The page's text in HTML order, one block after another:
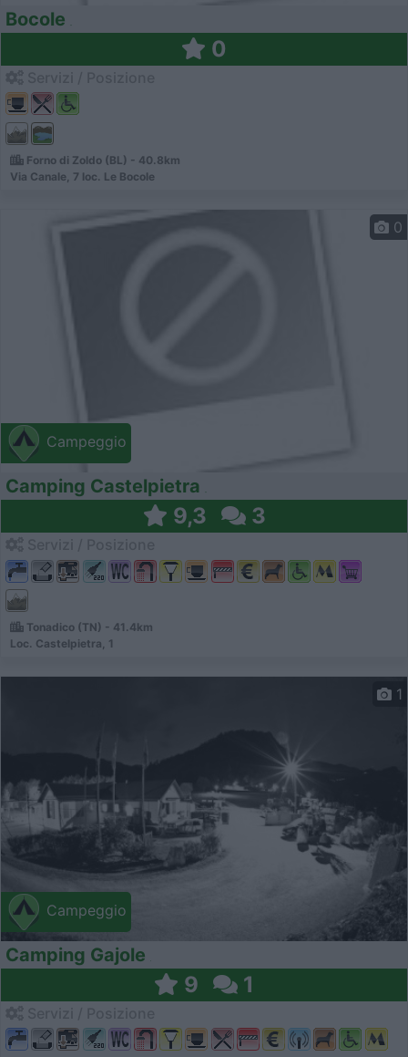
Bocole
0
Forno di Zoldo (BL) - 40.8km
Via Canale, 7 loc. Le Bocole
Campeggio
0
Camping Castelpietra
9,3 3
Tonadico (TN) - 41.4km
Loc. Castelpietra, 1
Campeggio
1
Camping Gajole
9 1